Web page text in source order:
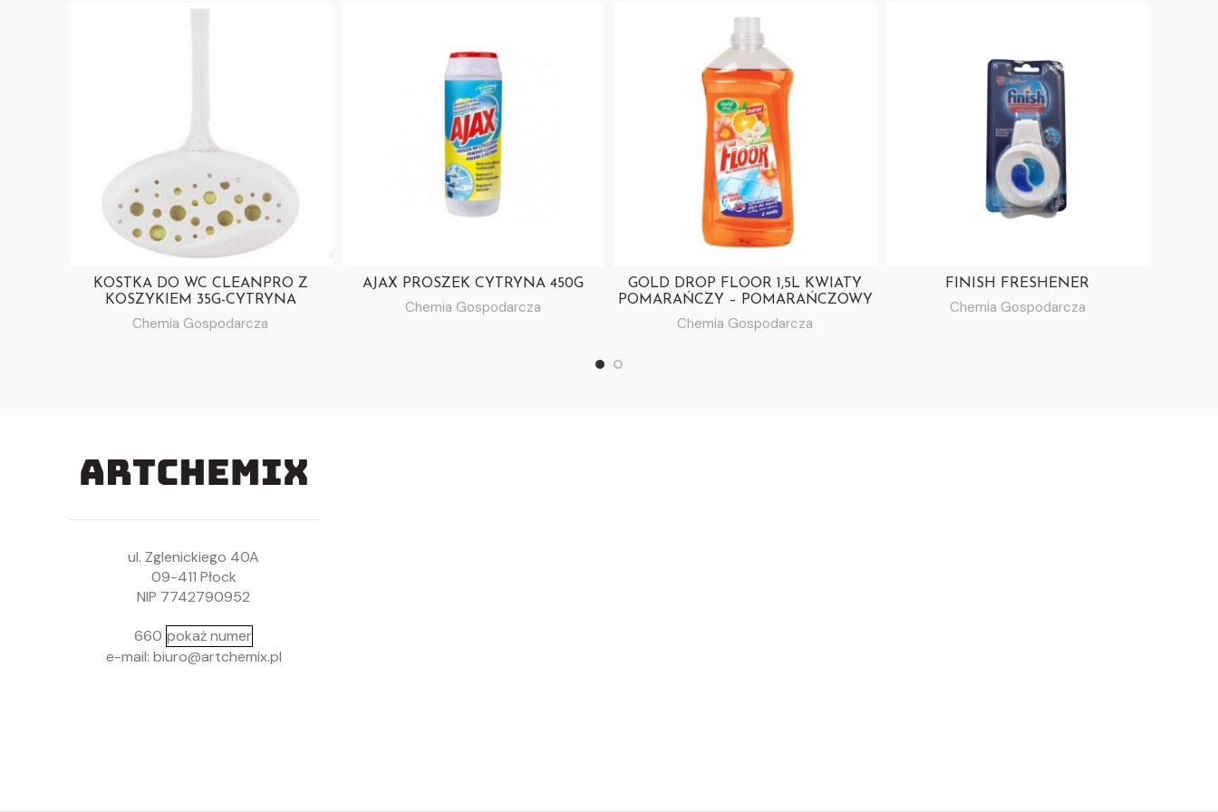
KOSTKA DO WC CLEANPRO Z
KOSZYKIEM 35G-CYTRYNA
Chemia Gospodarcza
AJAX PROSZEK CYTRYNA 450G
Chemia Gospodarcza
GOLD DROP FLOOR 1,5L KWIATY
POMARAŃCZY – POMARAŃCZOWY
Chemia Gospodarcza
FINISH FRESHENER
Chemia Gospodarcza
ul. Zglenickiego 40A
09-411 Płock
NIP 7742790952
660 pokaż numer
e-mail: biuro@artchemix.pl